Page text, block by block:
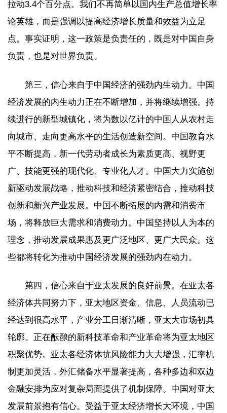
拉动3.4个百分点。我们不再简单以国内生产总值增长率
论英雄，而是强调以提高经济增长质量和效益为立足
点。事实证明，这一政策是负责任的，既是对中国自身
负责，也是对世界负责。
第三，信心来自于中国经济的强劲内生动力。中国
经济发展的内生动力正在不断增加，并将继续增强。持
续进行的新型城镇化，将为数以亿计的中国人从农村走
向城市、走向更高水平的生活创造新空间。中国教育水
平不断提高，新一代劳动者成长为素质更高、视野更
广、技能更强的现代化、专业化人才。中国大力实施创
新驱动发展战略，推动科技和经济紧密结合，推动科技
创新和新兴产业发展。中国不断拓展的内需和消费市
场，将释放巨大需求和消费动力。中国坚持以人为本的
理念，推动发展成果惠及更广泛地区、更广大民众。这
些都将转化为推动中国经济发展的强劲内在动力。
第四，信心来自于亚太发展的良好前景。在亚太各
经济体共同努力下，亚太地区资金、信息、人员流动已
经达到很高水平，产业分工日渐清晰，亚太大市场初具
轮廓。正在酝酿的新科技革命和产业革命将为亚太地区
积聚优势。亚太各经济体抗风险能力大大增强，汇率机
制更加灵活，外汇储备水平显著提高，各种多边和双边
金融安排为应对复杂局面提供了机制保障。中国对亚太
发展前景抱有信心。受益于亚太经济增长大环境，中国